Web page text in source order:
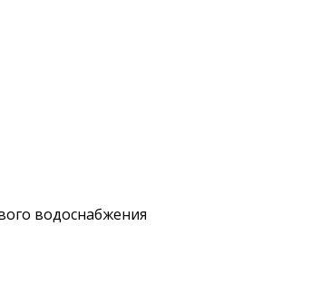
водоснабжения